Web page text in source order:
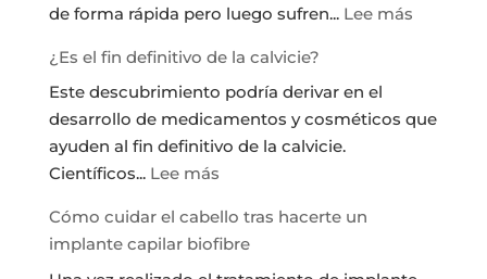
PLEXR
de forma rápida pero luego sufren... Lee más:
grasa:
¿Es el fin definitivo de la calvicie?
Este descubrimiento podría derivar en el
desarrollo de medicamentos y cosméticos que
ayuden al fin definitivo de la calvicie.
Científicos... Lee más:
el
fin
Cómo cuidar el cabello tras hacerte un
implante capilar biofibre